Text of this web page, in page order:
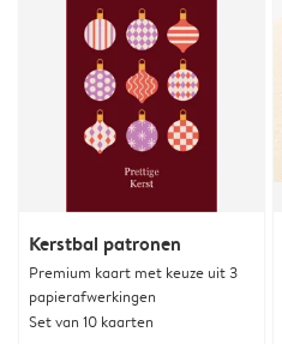
Kerstbal patronen
Premium kaart met keuze uit 3
papierafwerkingen
Set van 10 kaarten